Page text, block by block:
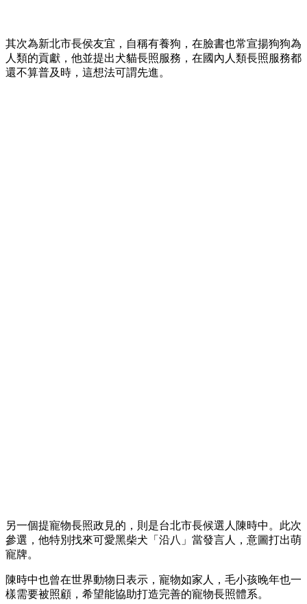
其次為新北市長侯友宜，自稱有養狗，在臉書也常宣揚狗狗為
人類的貢獻，他並提出犬貓長照服務，在國內人類長照服務都
還不算普及時，這想法可謂先進。
另一個提寵物長照政見的，則是台北市長候選人陳時中。此次
參選，他特別找來可愛黑柴犬「沿八」當發言人，意圖打出萌
寵牌。
陳時中也曾在世界動物日表示，寵物如家人，毛小孩晚年也一
樣需要被照顧，希望能協助打造完善的寵物長照體系。